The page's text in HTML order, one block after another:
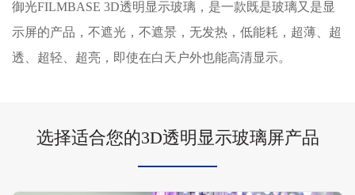
御光FILMBASE 3D透明显示玻璃，是一款既是玻璃又是显
示屏的产品，不遮光，不遮景，无发热，低能耗，超薄、超
透、超轻、超亮，即使在白天户外也能高清显示。
选择适合您的3D透明显示玻璃屏产品